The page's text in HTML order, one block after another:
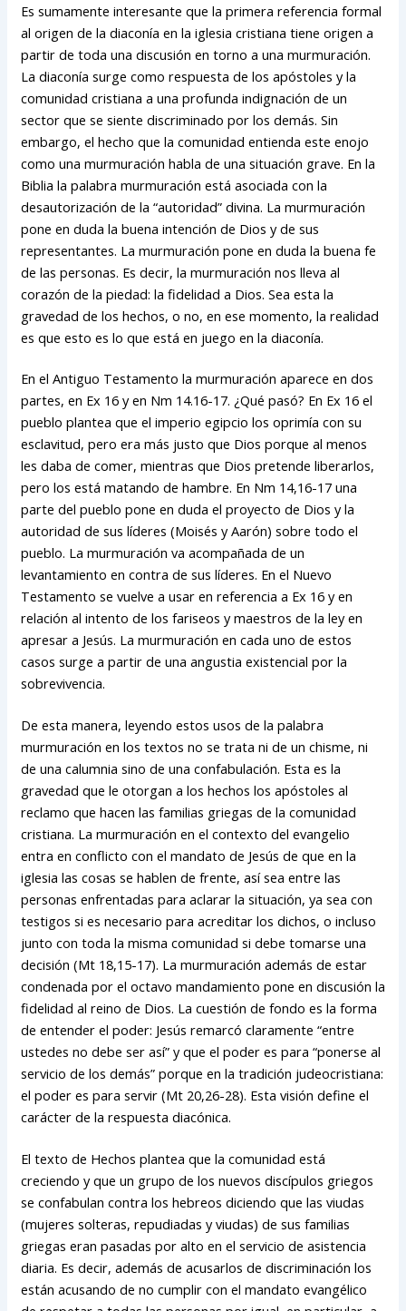
Es sumamente interesante que la primera referencia formal
al origen de la diaconía en la iglesia cristiana tiene origen a
partir de toda una discusión en torno a una murmuración.
La diaconía surge como respuesta de los apóstoles y la
comunidad cristiana a una profunda indignación de un
sector que se siente discriminado por los demás. Sin
embargo, el hecho que la comunidad entienda este enojo
como una murmuración habla de una situación grave. En la
Biblia la palabra murmuración está asociada con la
desautorización de la “autoridad” divina. La murmuración
pone en duda la buena intención de Dios y de sus
representantes. La murmuración pone en duda la buena fe
de las personas. Es decir, la murmuración nos lleva al
corazón de la piedad: la fidelidad a Dios. Sea esta la
gravedad de los hechos, o no, en ese momento, la realidad
es que esto es lo que está en juego en la diaconía.
En el Antiguo Testamento la murmuración aparece en dos
partes, en Ex 16 y en Nm 14.16-17. ¿Qué pasó? En Ex 16 el
pueblo plantea que el imperio egipcio los oprimía con su
esclavitud, pero era más justo que Dios porque al menos
les daba de comer, mientras que Dios pretende liberarlos,
pero los está matando de hambre. En Nm 14,16-17 una
parte del pueblo pone en duda el proyecto de Dios y la
autoridad de sus líderes (Moisés y Aarón) sobre todo el
pueblo. La murmuración va acompañada de un
levantamiento en contra de sus líderes. En el Nuevo
Testamento se vuelve a usar en referencia a Ex 16 y en
relación al intento de los fariseos y maestros de la ley en
apresar a Jesús. La murmuración en cada uno de estos
casos surge a partir de una angustia existencial por la
sobrevivencia.
De esta manera, leyendo estos usos de la palabra
murmuración en los textos no se trata ni de un chisme, ni
de una calumnia sino de una confabulación. Esta es la
gravedad que le otorgan a los hechos los apóstoles al
reclamo que hacen las familias griegas de la comunidad
cristiana. La murmuración en el contexto del evangelio
entra en conflicto con el mandato de Jesús de que en la
iglesia las cosas se hablen de frente, así sea entre las
personas enfrentadas para aclarar la situación, ya sea con
testigos si es necesario para acreditar los dichos, o incluso
junto con toda la misma comunidad si debe tomarse una
decisión (Mt 18,15-17). La murmuración además de estar
condenada por el octavo mandamiento pone en discusión la
fidelidad al reino de Dios. La cuestión de fondo es la forma
de entender el poder: Jesús remarcó claramente “entre
ustedes no debe ser así” y que el poder es para “ponerse al
servicio de los demás” porque en la tradición judeocristiana:
el poder es para servir (Mt 20,26-28). Esta visión define el
carácter de la respuesta diacónica.
El texto de Hechos plantea que la comunidad está
creciendo y que un grupo de los nuevos discípulos griegos
se confabulan contra los hebreos diciendo que las viudas
(mujeres solteras, repudiadas y viudas) de sus familias
griegas eran pasadas por alto en el servicio de asistencia
diaria. Es decir, además de acusarlos de discriminación los
están acusando de no cumplir con el mandato evangélico